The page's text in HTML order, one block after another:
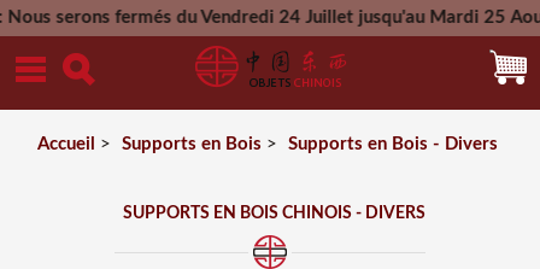
serons fermés du Vendredi 24 Juillet jusqu'au Mardi 25 Aout
Mercredi 26 Aout
Accueil > Supports en Bois > Supports en Bois - Divers
SUPPORTS EN BOIS CHINOIS - DIVERS